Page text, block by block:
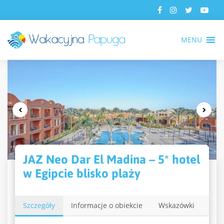
MENU
JAZ Neo Dar El Madina – 5* hotel
w Egipcie blisko plaży
Szczegóły Informacje o obiekcie Wskazówki